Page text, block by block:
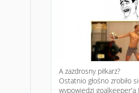
A zazdrosny piłkarz?
Ostatnio głośno zrobiło
wypowiedzi goalkeeper'a